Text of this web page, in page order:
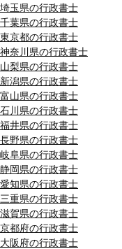
埼玉県の行政書士
千葉県の行政書士
東京都の行政書士
神奈川県の行政書士
山梨県の行政書士
新潟県の行政書士
富山県の行政書士
石川県の行政書士
福井県の行政書士
長野県の行政書士
岐阜県の行政書士
静岡県の行政書士
愛知県の行政書士
三重県の行政書士
滋賀県の行政書士
京都府の行政書士
大阪府の行政書士